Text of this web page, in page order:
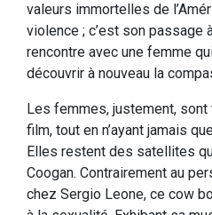
valeurs immortelles de
violence ; c’est son passage
rencontre avec une femme
découvrir à nouveau la
Les femmes, justement,
film, tout en n’ayant jamais
Elles restent des satellites
Coogan. Contrairement au
chez Sergio Leone, ce cow